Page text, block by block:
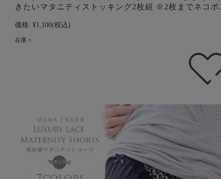
きたいマタニティストッキング2枚組 ※2枚までネコポ
価格: ¥1,100(税込)
在庫 ×